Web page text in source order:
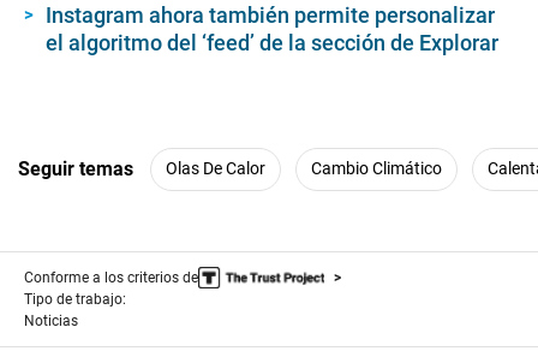
Instagram ahora también permite personalizar
el algoritmo del ‘feed’ de la sección de Explorar
Seguir temas Olas De Calor Cambio Climático
Conforme a los criterios de
Tipo de trabajo:
Noticias